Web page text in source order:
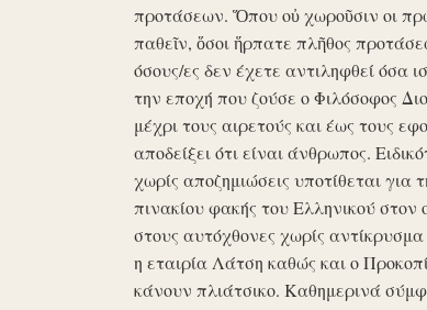
προτάσεων. Ὅπου οὐ χωροῦσιν οι
παθεῖν, ὅσοι ἥρπατε πλῆθος
όσους/ες δεν έχετε αντιληφθεί όσα
την εποχή που ζούσε ο Φιλόσοφος
μέχρι τους αιρετούς και έως τους
αποδείξει ότι είναι άνθρωπος.
χωρίς αποζημιώσεις υποτίθεται
πινακίου φακής του Ελληνικού
στους αυτόχθονες χωρίς αντίκρυσμα
η εταιρία Λάτση καθώς και ο
κάνουν πλιάτσικο. Καθημερινά